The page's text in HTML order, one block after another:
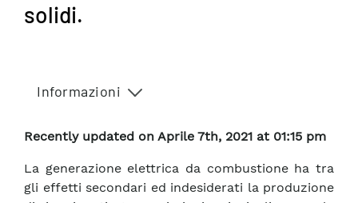
solidi.
Informazioni
Recently updated on Aprile 7th, 2021 at 01:15 pm
La generazione elettrica da combustione ha tra
gli effetti secondari ed indesiderati la produzione